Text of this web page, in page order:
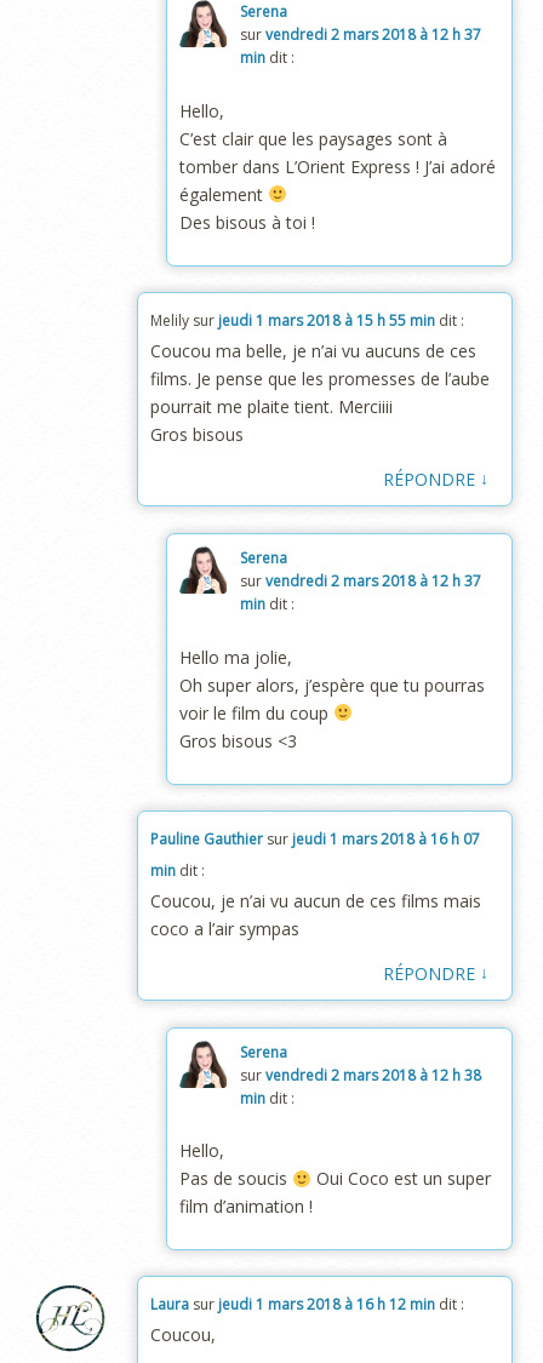
Serena
survendredi 2 mars 2018 à 12 h 37
min dit :
Hello,
C’est clair que les paysages sont à
tomber dans L’Orient Express ! J’ai adoré
également
Des bisous à toi !
Melily sur jeudi 1 mars 2018 à 15 h 55 min dit :
Coucou ma belle, je n’ai vu aucuns de ces
films. Je pense que les promesses de l’aube
pourrait me plaite tient. Merciiii
Gros bisous
RÉPONDRE ↓
Serena
survendredi 2 mars 2018 à 12 h 37
min dit :
Hello ma jolie,
Oh super alors, j’espère que tu pourras
voir le film du coup
Gros bisous <3
Pauline Gauthier sur jeudi 1 mars 2018 à 16 h 07
min dit :
Coucou, je n’ai vu aucun de ces films mais
coco a l’air sympas
RÉPONDRE ↓
Serena
survendredi 2 mars 2018 à 12 h 38
min dit :
Hello,
Pas de soucis
Oui Coco est un super
film d’animation !
Laura sur jeudi 1 mars 2018 à 16 h 12 min dit :
Coucou,